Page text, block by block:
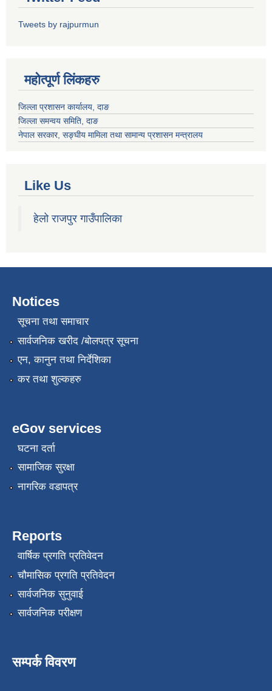
Tweets by rajpurmun
महोत्पूर्ण लिंकहरु
जिल्ला प्रशासन कार्यालय, दाङ
जिल्ला समन्वय समिति, दाङ
नेपाल सरकार, सङ्घीय मामिला तथा सामान्य प्रशासन मन्त्रालय
Like Us
हेलो राजपुर गाउँपालिका
Notices
सूचना तथा समाचार
सार्वजनिक खरीद /बोलपत्र सूचना
एन, कानुन तथा निर्देशिका
कर तथा शुल्कहरु
eGov services
घटना दर्ता
सामाजिक सुरक्षा
नागरिक वडापत्र
Reports
वार्षिक प्रगति प्रतिवेदन
चौमासिक प्रगति प्रतिवेदन
सार्वजनिक सुनुवाई
सार्वजनिक परीक्षण
सम्पर्क विवरण